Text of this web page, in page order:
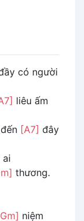
có người
liêu ấm
[A7] đây
ai
thương.
niệm